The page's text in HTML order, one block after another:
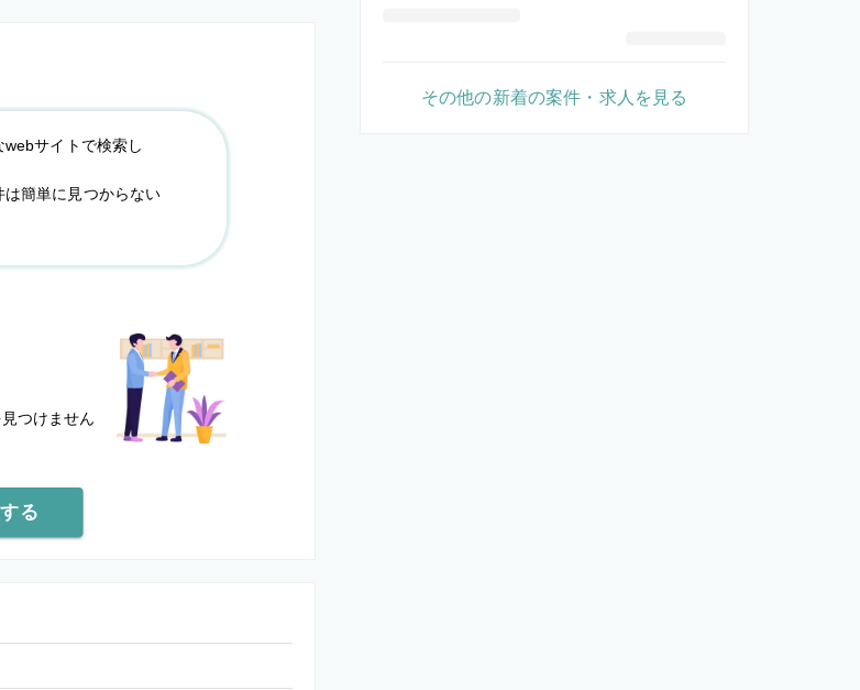
サイトで検索し
簡単に見つからない
つけません
る
その他の新着の案件・求人を見る